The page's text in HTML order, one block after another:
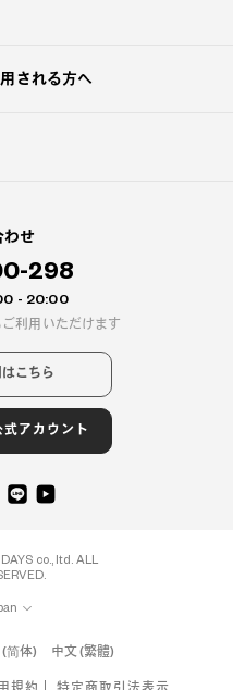
される方へ
わせ
298
- 20:00
利用いただけます
こちら
式アカウント
co., ltd. ALL
(简体) 中文 (繁體)